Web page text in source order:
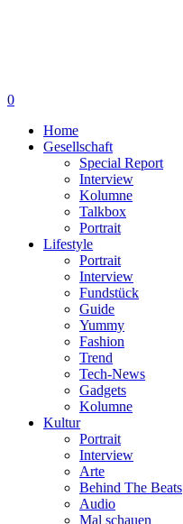
0
Home
Gesellschaft
Special Report
Interview
Kolumne
Talkbox
Portrait
Lifestyle
Portrait
Interview
Fundstück
Guide
Yummy
Fashion
Trend
Tech-News
Gadgets
Kolumne
Kultur
Portrait
Interview
Arte
Behind The Beats
Audio
Mal schauen